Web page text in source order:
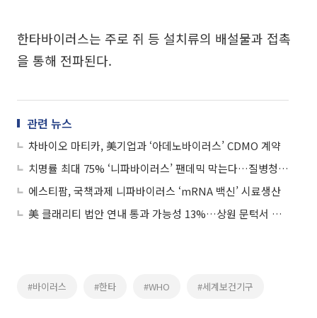
한타바이러스는 주로 쥐 등 설치류의 배설물과 접촉
을 통해 전파된다.
관련 뉴스
차바이오 마티카, 美기업과 ‘아데노바이러스’ CDMO 계약
치명률 최대 75% ‘니파바이러스’ 팬데믹 막는다…질병청, 백신·치료제 동시 개발
에스티팜, 국책과제 니파바이러스 ‘mRNA 백신’ 시료생산
美 클래리티 법안 연내 통과 가능성 13%…상원 문턱서 제동
#바이러스 #한타 #WHO #세계보건기구